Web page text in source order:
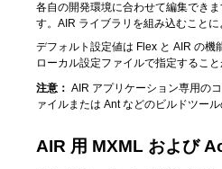
各自の開発環境に合わせて編集でき
す。AIR ライブラリを組み込むこと
デフォルト設定値は Flex と AIR の
ローカル設定ファイルで指定するこ
注意： AIR アプリケーション専用の
ァイルまたは Ant などのビルドツー
AIR 用 MXML および